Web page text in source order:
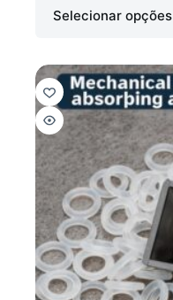
Selecionar opções